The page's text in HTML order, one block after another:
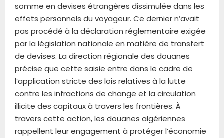
somme en devises étrangères dissimulée dans les
effets personnels du voyageur. Ce dernier n’avait
pas procédé à la déclaration réglementaire exigée
par la législation nationale en matière de transfert
de devises. La direction régionale des douanes
précise que cette saisie entre dans le cadre de
l’application stricte des lois relatives à la lutte
contre les infractions de change et la circulation
illicite des capitaux à travers les frontières. À
travers cette action, les douanes algériennes
rappellent leur engagement à protéger l’économie